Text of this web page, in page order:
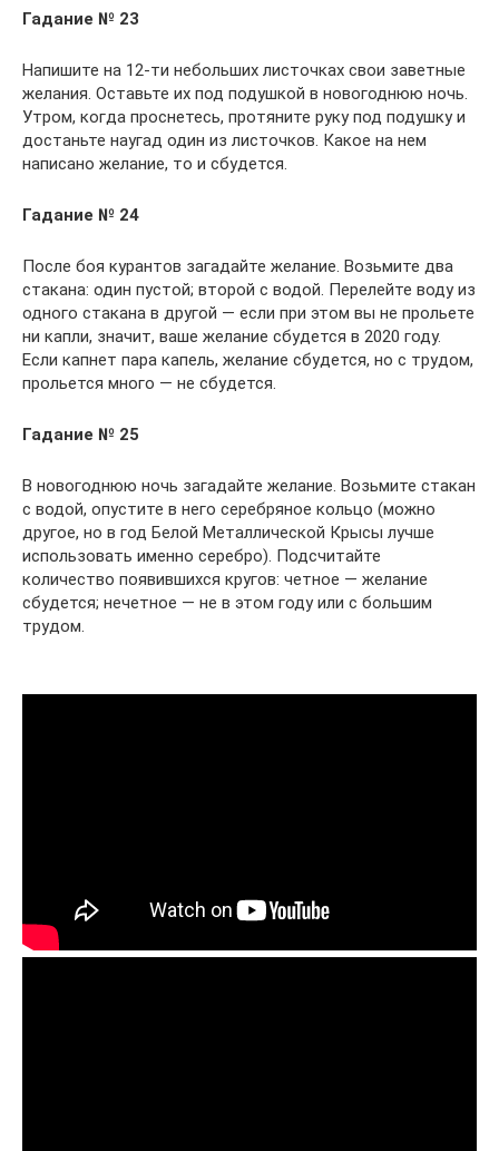
Гадание № 23
Напишите на 12-ти небольших листочках свои заветные
желания. Оставьте их под подушкой в новогоднюю ночь.
Утром, когда проснетесь, протяните руку под подушку и
достаньте наугад один из листочков. Какое на нем
написано желание, то и сбудется.
Гадание № 24
После боя курантов загадайте желание. Возьмите два
стакана: один пустой; второй с водой. Перелейте воду из
одного стакана в другой — если при этом вы не прольете
ни капли, значит, ваше желание сбудется в 2020 году.
Если капнет пара капель, желание сбудется, но с трудом,
прольется много — не сбудется.
Гадание № 25
В новогоднюю ночь загадайте желание. Возьмите стакан
с водой, опустите в него серебряное кольцо (можно
другое, но в год Белой Металлической Крысы лучше
использовать именно серебро). Подсчитайте
количество появившихся кругов: четное — желание
сбудется; нечетное — не в этом году или с большим
трудом.